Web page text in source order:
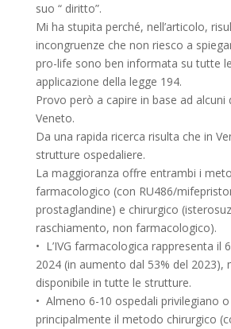
suo “ diritto”.
Mi ha stupita perché, nell’articolo,
incongruenze che non riesco a
pro-life sono ben informata su tutte
applicazione della legge 194.
Provo però a capire in base ad alcuni
Veneto.
Da una rapida ricerca risulta che in
strutture ospedaliere.
La maggioranza offre entrambi i
farmacologico (con RU486/
prostaglandine) e chirurgico
raschiamento, non farmacologico).
• L’IVG farmacologica rappresenta il
2024 (in aumento dal 53% del 2023),
disponibile in tutte le strutture.
• Almeno 6-10 ospedali privilegiano
principalmente il metodo chirurgico